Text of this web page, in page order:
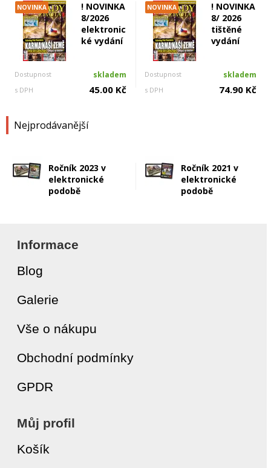
NOVINKA
! NOVINKA
8/2026
elektronic
ké vydání
Dostupnost skladem
s DPH 45.00 Kč
NOVINKA
! NOVINKA
8/ 2026
tištěné
vydání
Dostupnost skladem
s DPH 74.90 Kč
Nejprodávanější
Ročník 2023 v
elektronické
podobě
Ročník 2021 v
elektronické
podobě
Informace
Blog
Galerie
Vše o nákupu
Obchodní podmínky
GPDR
Můj profil
Košík